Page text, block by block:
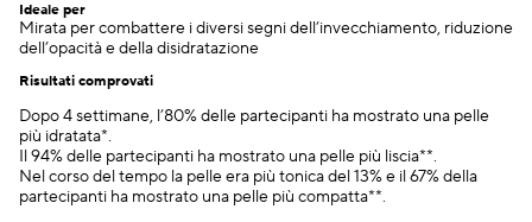
Ideale per
Mirata per combattere i diversi segni dell’invecchiamento, riduzione
dell’opacità e della disidratazione
Risultati comprovati
Dopo 4 settimane, l’80% delle partecipanti ha mostrato una pelle
più idratata*.
Il 94% delle partecipanti ha mostrato una pelle più liscia**.
Nel corso del tempo la pelle era più tonica del 13% e il 67% della
partecipanti ha mostrato una pelle più compatta**.